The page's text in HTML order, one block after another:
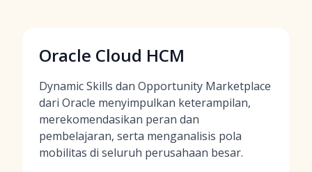
Oracle Cloud HCM
Dynamic Skills dan Opportunity Marketplace
dari Oracle menyimpulkan keterampilan,
merekomendasikan peran dan
pembelajaran, serta menganalisis pola
mobilitas di seluruh perusahaan besar.